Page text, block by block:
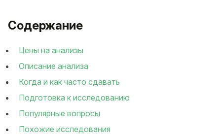
Содержание
Цены на анализы
Описание анализа
Когда и как часто сдавать
Подготовка к исследованию
Популярные вопросы
Похожие исследования